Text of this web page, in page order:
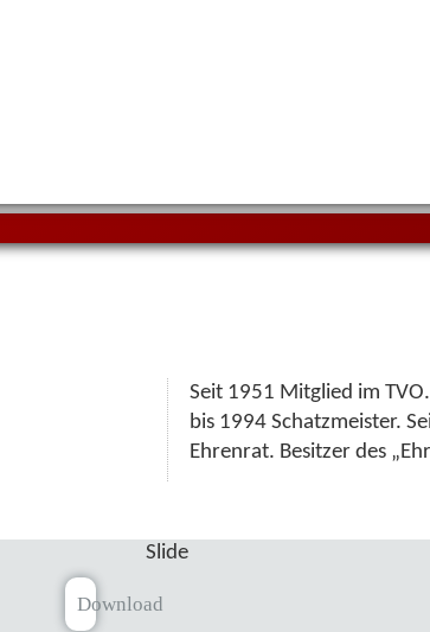
Seit 1951 Mitglied im
bis 1994 Schatzmeister.
Ehrenrat. Besitzer des
Slide
Download